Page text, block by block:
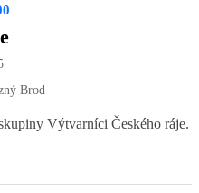
Brod
Výtvarníci Českého ráje.